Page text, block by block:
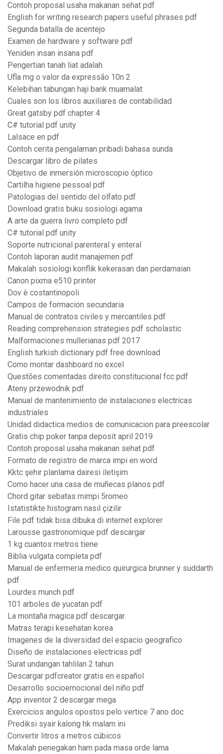
Contoh proposal usaha makanan sehat pdf
English for writing research papers useful phrases pdf
Segunda batalla de acentejo
Examen de hardware y software pdf
Yeniden insan insana pdf
Pengertian tanah liat adalah
Ufla mg o valor da expressão 10n 2
Kelebihan tabungan haji bank muamalat
Cuales son los libros auxiliares de contabilidad
Great gatsby pdf chapter 4
C# tutorial pdf unity
Lalsace en pdf
Contoh cerita pengalaman pribadi bahasa sunda
Descargar libro de pilates
Objetivo de inmersión microscopio óptico
Cartilha higiene pessoal pdf
Patologias del sentido del olfato pdf
Download gratis buku sosiologi agama
A arte da guerra livro completo pdf
C# tutorial pdf unity
Soporte nutricional parenteral y enteral
Contoh laporan audit manajemen pdf
Makalah sosiologi konflik kekerasan dan perdamaian
Canon pixma e510 printer
Dov è costantinopoli
Campos de formacion secundaria
Manual de contratos civiles y mercantiles pdf
Reading comprehension strategies pdf scholastic
Malformaciones mullerianas pdf 2017
English turkish dictionary pdf free download
Como montar dashboard no excel
Questões comentadas direito constitucional fcc pdf
Ateny przewodnik pdf
Manual de mantenimiento de instalaciones electricas
industriales
Unidad didactica medios de comunicacion para preescolar
Gratis chip poker tanpa deposit april 2019
Contoh proposal usaha makanan sehat pdf
Formato de registro de marca impi en word
Kktc şehir planlama dairesi iletişim
Como hacer una casa de muñecas planos pdf
Chord gitar sebatas mimpi 5romeo
Istatistikte histogram nasıl çizilir
File pdf tidak bisa dibuka di internet explorer
Larousse gastronomique pdf descargar
1 kg cuantos metros tiene
Biblia vulgata completa pdf
Manual de enfermeria medico quirurgica brunner y suddarth
pdf
Lourdes munch pdf
101 arboles de yucatan pdf
La montaña magica pdf descargar
Matras terapi kesehatan korea
Imagenes de la diversidad del espacio geografico
Diseño de instalaciones electricas pdf
Surat undangan tahlilan 2 tahun
Descargar pdfcreator gratis en español
Desarrollo socioemocional del niño pdf
App inventor 2 descargar mega
Exercicios angulos opostos pelo vertice 7 ano doc
Prediksi syair kalong hk malam ini
Convertir litros a metros cúbicos
Makalah penegakan ham pada masa orde lama